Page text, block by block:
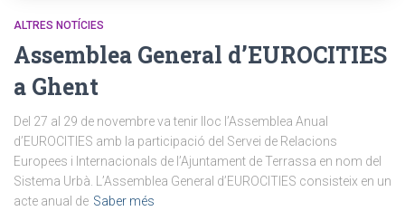
ALTRES NOTÍCIES
Assemblea General d’EUROCITIES
a Ghent
Del 27 al 29 de novembre va tenir lloc l’Assemblea Anual
d’EUROCITIES amb la participació del Servei de Relacions
Europees i Internacionals de l’Ajuntament de Terrassa en nom del
Sistema Urbà. L’Assemblea General d’EUROCITIES consisteix en un
acte anual de Saber més